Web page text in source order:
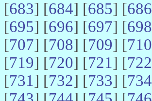
[683] [684] [685] [686
[695] [696] [697] [698
[707] [708] [709] [710
[719] [720] [721] [722
[731] [732] [733] [734